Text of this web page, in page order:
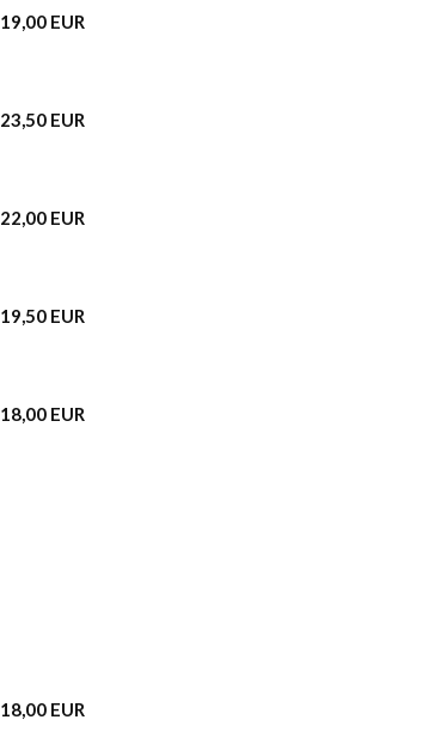
19,00 EUR
23,50 EUR
22,00 EUR
19,50 EUR
18,00 EUR
18,00 EUR